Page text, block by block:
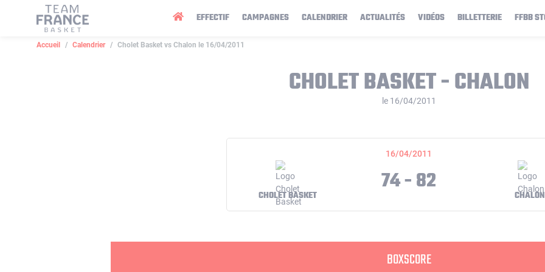
EFFECTIF CAMPAGNES CALENDRIER ACTUALITÉS VIDÉOS BILLETTERIE FFBB
Accueil Calendrier Cholet Basket vs Chalon le 16/04/2011
CHOLET BASKET - CHALON
le 16/04/2011
16/04/2011
CHOLET BASKET 74 - 82 CHALON
BOXSCORE
Panneau de gestion des cookies